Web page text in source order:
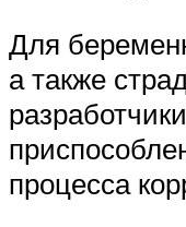
Для
а также
процесса